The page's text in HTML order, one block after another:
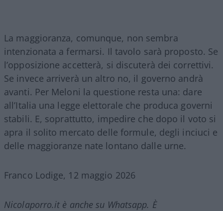
La maggioranza, comunque, non sembra
intenzionata a fermarsi. Il tavolo sarà proposto. Se
l’opposizione accetterà, si discuterà dei correttivi.
Se invece arriverà un altro no, il governo andrà
avanti. Per Meloni la questione resta una: dare
all’Italia una legge elettorale che produca governi
stabili. E, soprattutto, impedire che dopo il voto si
apra il solito mercato delle formule, degli inciuci e
delle maggioranze nate lontano dalle urne.
Franco Lodige, 12 maggio 2026
Nicolaporro.it è anche su Whatsapp. È